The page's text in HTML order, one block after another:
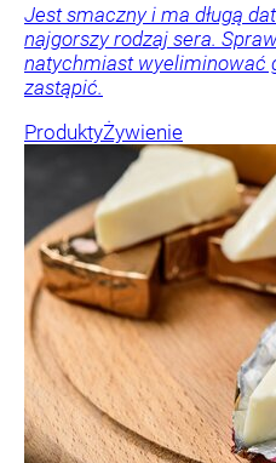
Jest smaczny i ma długą
najgorszy rodzaj sera.
natychmiast wyeliminować
zastąpić.
ProduktyŻywienie